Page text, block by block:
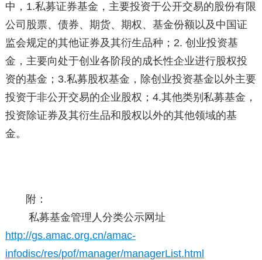
中，1.私募证券基金，主要投资于公开交易的股份有限
公司股票、债券、期货、期权、基金份额以及中国证
监会规定的其他证券及其衍生品种；2. 创业投资基
金，主要向处于创业各阶段的成长性企业进行股权投
资的基金；3.私募股权基金，除创业投资基金以外主要
投资于非公开交易的企业股权；4.其他类别私募基金，
投资除证券及其衍生品和股权以外的其他领域的基
金。
附：
私募基金管理人分类公示网址
http://gs.amac.org.cn/amac-
infodisc/res/pof/manager/managerList.html